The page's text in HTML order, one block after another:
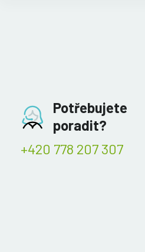
Potřebujete
poradit?
+420 778 207 307